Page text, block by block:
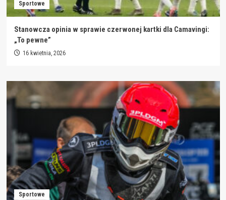
Sportowe
Stanowcza opinia w sprawie czerwonej kartki dla Camavingi:
„To pewne”
16 kwietnia, 2026
Sportowe